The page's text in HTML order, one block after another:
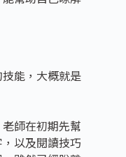
能，大概就是
老師在初期先幫
以及閱讀技巧